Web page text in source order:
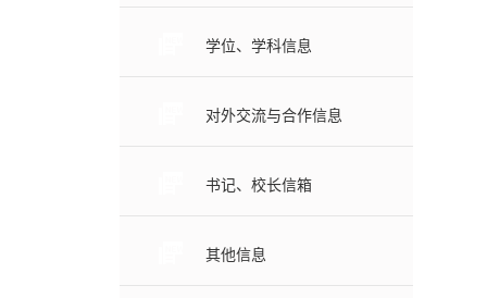
学位、学科信息
对外交流与合作信息
书记、校长信箱
其他信息